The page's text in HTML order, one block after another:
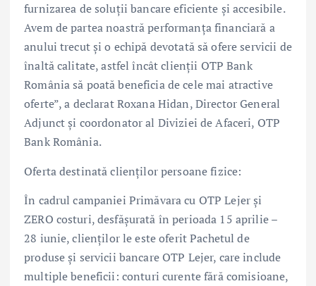
furnizarea de soluții bancare eficiente și accesibile.
Avem de partea noastră performanța financiară a
anului trecut și o echipă devotată să ofere servicii de
înaltă calitate, astfel încât clienții OTP Bank
România să poată beneficia de cele mai atractive
oferte”, a declarat Roxana Hidan, Director General
Adjunct și coordonator al Diviziei de Afaceri, OTP
Bank România.
Oferta destinată clienților persoane fizice:
În cadrul campaniei Primăvara cu OTP Lejer și
ZERO costuri, desfășurată în perioada 15 aprilie –
28 iunie, clienților le este oferit Pachetul de
produse și servicii bancare OTP Lejer, care include
multiple beneficii: conturi curente fără comisioane,